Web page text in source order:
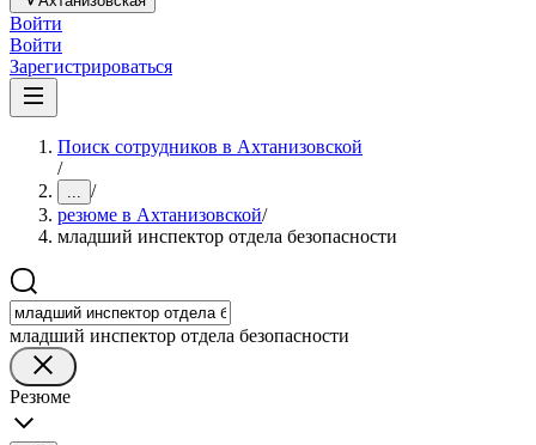
Войти
Войти
Зарегистрироваться
Поиск сотрудников в Ахтанизовской
/
... /
резюме в Ахтанизовской/
младший инспектор отдела безопасности
младший инспектор отдела безопасности
Резюме